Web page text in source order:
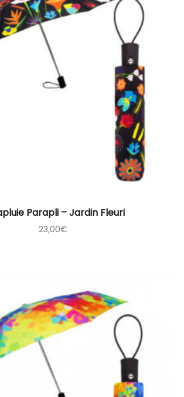
Parapli – Jardin Fleuri
23,00€